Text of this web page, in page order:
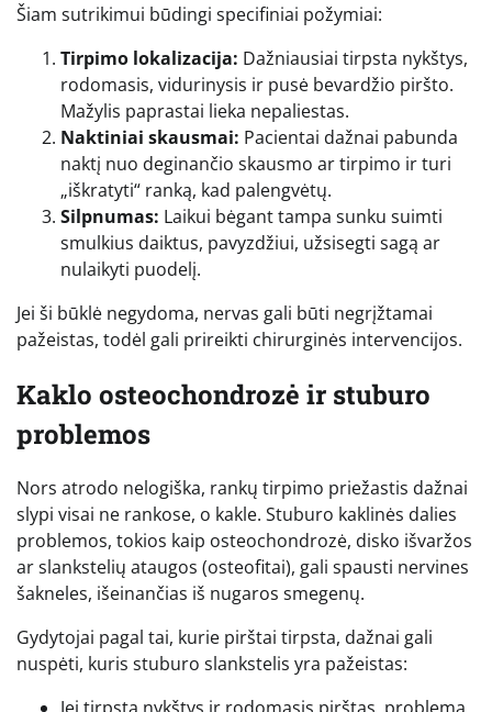
Šiam sutrikimui būdingi specifiniai požymiai:
Tirpimo lokalizacija: Dažniausiai tirpsta nykštys,
rodomasis, vidurinysis ir pusė bevardžio piršto.
Mažylis paprastai lieka nepaliestas.
Naktiniai skausmai: Pacientai dažnai pabunda
naktį nuo deginančio skausmo ar tirpimo ir turi
„iškratyti“ ranką, kad palengvėtų.
Silpnumas: Laikui bėgant tampa sunku suimti
smulkius daiktus, pavyzdžiui, užsisegti sagą ar
nulaikyti puodelį.
Jei ši būklė negydoma, nervas gali būti negrįžtamai
pažeistas, todėl gali prireikti chirurginės intervencijos.
Kaklo osteochondrozė ir stuburo
problemos
Nors atrodo nelogiška, rankų tirpimo priežastis dažnai
slypi visai ne rankose, o kakle. Stuburo kaklinės dalies
problemos, tokios kaip osteochondrozė, disko išvaržos
ar slankstelių ataugos (osteofitai), gali spausti nervines
šakneles, išeinančias iš nugaros smegenų.
Gydytojai pagal tai, kurie pirštai tirpsta, dažnai gali
nuspėti, kuris stuburo slankstelis yra pažeistas: